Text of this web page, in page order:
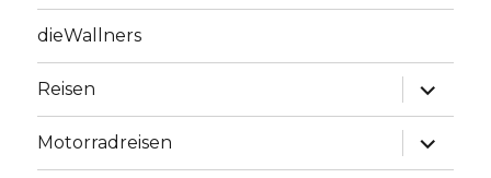
dieWallners
Reisen
Motorradreisen